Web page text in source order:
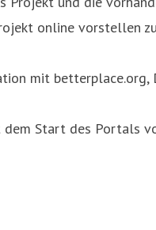
online vorstellen
mit
Start des Portals